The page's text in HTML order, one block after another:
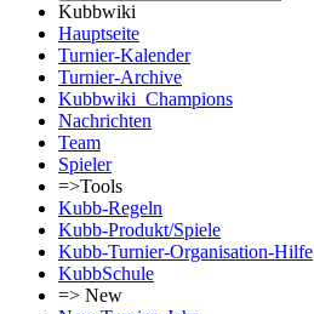
Kubbwiki
Hauptseite
Turnier-Kalender
Turnier-Archive
Kubbwiki_Champions
Nachrichten
Team
Spieler
=>Tools
Kubb-Regeln
Kubb-Produkt/Spiele
Kubb-Turnier-Organisation-Hilfe
KubbSchule
=> New